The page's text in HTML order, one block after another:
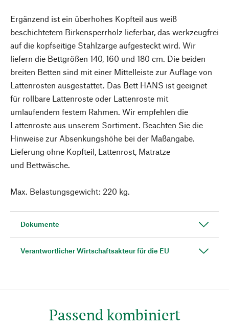
Ergänzend ist ein überhohes Kopfteil aus weiß
beschichtetem Birkensperrholz lieferbar, das werkzeugfrei
auf die kopfseitige Stahlzarge aufgesteckt wird. Wir
liefern die Bettgrößen 140, 160 und 180 cm. Die beiden
breiten Betten sind mit einer Mittelleiste zur Auflage von
Lattenrosten ausgestattet. Das Bett HANS ist geeignet
für rollbare Lattenroste oder Lattenroste mit
umlaufendem festem Rahmen. Wir empfehlen die
Lattenroste aus unserem Sortiment. Beachten Sie die
Hinweise zur Absenkungshöhe bei der Maßangabe.
Lieferung ohne Kopfteil, Lattenrost, Matratze
und Bettwäsche.
Max. Belastungsgewicht: 220 kg.
Dokumente
Verantwortlicher Wirtschaftsakteur für die EU
Passend kombiniert